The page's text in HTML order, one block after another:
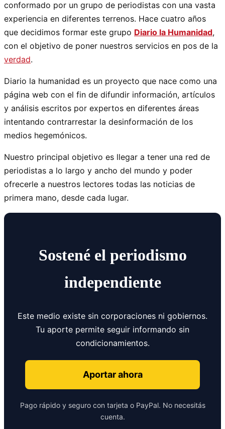
conformado por un grupo de periodistas con una vasta
experiencia en diferentes terrenos. Hace cuatro años
que decidimos formar este grupo Diario la Humanidad,
con el objetivo de poner nuestros servicios en pos de la
verdad.
Diario la humanidad es un proyecto que nace como una
página web con el fin de difundir información, artículos
y análisis escritos por expertos en diferentes áreas
intentando contrarrestar la desinformación de los
medios hegemónicos.
Nuestro principal objetivo es llegar a tener una red de
periodistas a lo largo y ancho del mundo y poder
ofrecerle a nuestros lectores todas las noticias de
primera mano, desde cada lugar.
Sostené el periodismo
independiente
Este medio existe sin corporaciones ni gobiernos.
Tu aporte permite seguir informando sin
condicionamientos.
Aportar ahora
Pago rápido y seguro con tarjeta o PayPal. No necesitás
cuenta.